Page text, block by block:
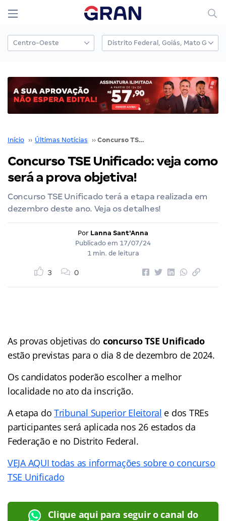
Início ›› Últimas Notícias ›› Concurso TSE Unificado: veja como será a prova objetiva!
Concurso TSE Unificado: veja como
será a prova objetiva!
Concurso TSE Unificado terá a etapa realizada em
dezembro deste ano. Veja os detalhes!
Por Lanna Sant'Anna
Publicado em 17/07/24
1 min. de leitura
3 0
As provas objetivas do concurso TSE Unificado
estão previstas para o dia 8 de dezembro de 2024.
Os candidatos poderão escolher a melhor
localidade no ato da inscrição.
A etapa doTribunal Superior Eleitoral e dos TREs
participantes será aplicada nos 26 estados da
Federação e no Distrito Federal.
VEJA AQUI todas as informações sobre o concurso
TSE Unificado
Clique aqui para seguir o canal do